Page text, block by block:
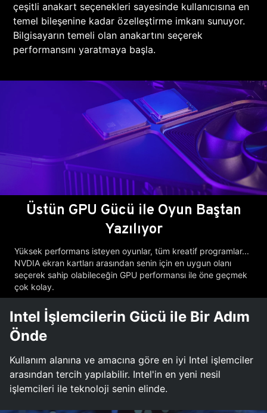
çeşitli anakart seçenekleri sayesinde kullanıcısına en
temel bileşenine kadar özelleştirme imkanı sunuyor.
Bilgisayarın temeli olan anakartını seçerek
performansını yaratmaya başla.
Üstün GPU Gücü ile Oyun Baştan
Yazılıyor
Yüksek performans isteyen oyunlar, tüm kreatif programlar...
NVDIA ekran kartları arasından senin için en uygun olanı
seçerek sahip olabileceğin GPU performansı ile öne geçmek
çok kolay.
Intel İşlemcilerin Gücü ile Bir Adım
Önde
Kullanım alanına ve amacına göre en iyi Intel işlemciler
arasından tercih yapılabilir. Intel'in en yeni nesil
işlemcileri ile teknoloji senin elinde.